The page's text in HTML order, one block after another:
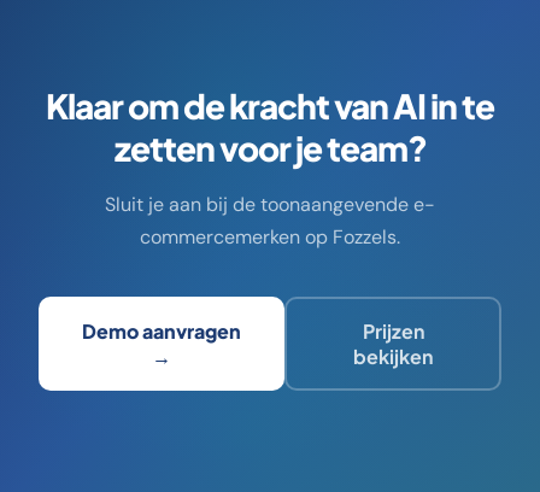
Klaar om de kracht van AI in te
zetten voor je team?
Sluit je aan bij de toonaangevende e-
commercemerken op Fozzels.
Demo aanvragen
→
Prijzen
bekijken